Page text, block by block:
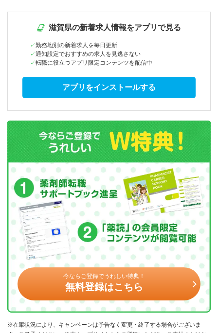
滋賀県の新着求人情報をアプリで見る
勤務地別の新着求人を毎日更新
通知設定でおすすめの求人を見逃さない
転職に役立つアプリ限定コンテンツを配信中
アプリをインストールする
今ならご登録でうれしい特典！
無料登録はこちら
※在庫状況により、キャンペーンは予告なく変更・終了する場合がございま